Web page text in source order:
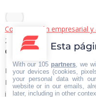
Comunicación empresarial
22/06/2026
Contacto Iberian Press
Principales vías de contacto:
E-mail:
info@iberianpress.es
Esta
With our 105 partners , we
your devices (cookies,
your personal data with
website or in our emails,
later, including in other